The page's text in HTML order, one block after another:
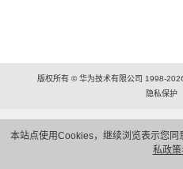
本站点使用Cookies，继续浏览表示您同
私政策
版权所有 © 华为技术有限公司 1998-
隐私保护